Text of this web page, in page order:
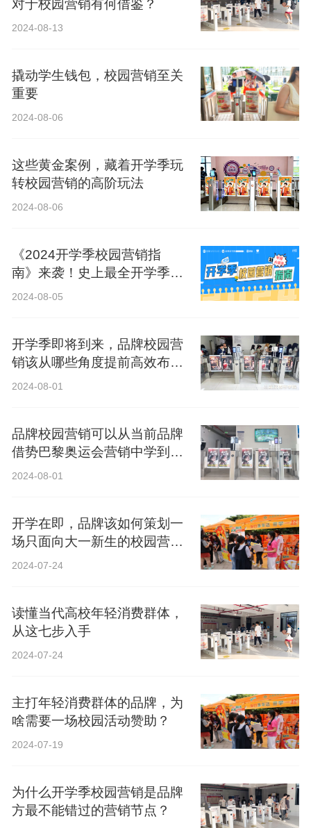
对于校园营销有何借鉴？
2024-08-13
撬动学生钱包，校园营销至关
重要
2024-08-06
这些黄金案例，藏着开学季玩
转校园营销的高阶玩法
2024-08-06
《2024开学季校园营销指
南》来袭！史上最全开学季营
销攻略！
2024-08-05
开学季即将到来，品牌校园营
销该从哪些角度提前高效布
局？
2024-08-01
品牌校园营销可以从当前品牌
借势巴黎奥运会营销中学到什
么？
2024-08-01
开学在即，品牌该如何策划一
场只面向大一新生的校园营
销？
2024-07-24
读懂当代高校年轻消费群体，
从这七步入手
2024-07-24
主打年轻消费群体的品牌，为
啥需要一场校园活动赞助？
2024-07-19
为什么开学季校园营销是品牌
方最不能错过的营销节点？